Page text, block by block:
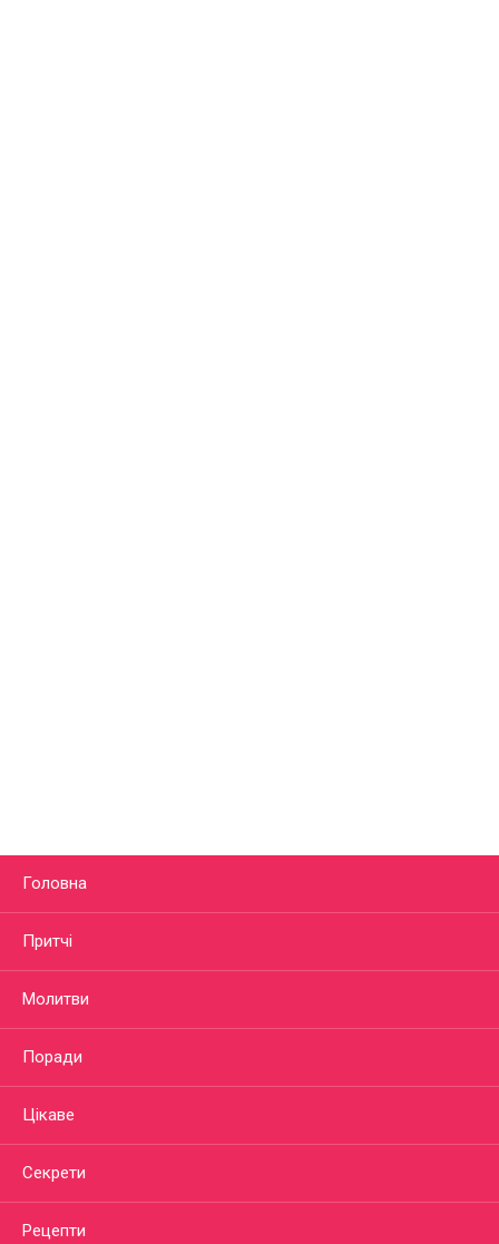
Головна
Притчі
Молитви
Поради
Цікаве
Секрети
Рецепти